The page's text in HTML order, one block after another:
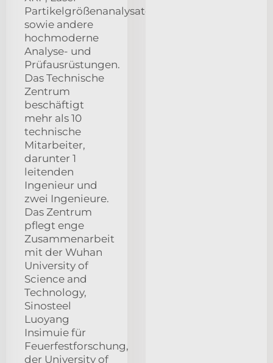
Partikelgrößenanalysator
sowie andere
hochmoderne
Analyse- und
Prüfausrüstungen.
Das Technische
Zentrum
beschäftigt
mehr als 10
technische
Mitarbeiter,
darunter 1
leitenden
Ingenieur und
zwei Ingenieure.
Das Zentrum
pflegt enge
Zusammenarbeit
mit der Wuhan
University of
Science and
Technology,
Sinosteel
Luoyang
Insimuie für
Feuerfestforschung,
der University of